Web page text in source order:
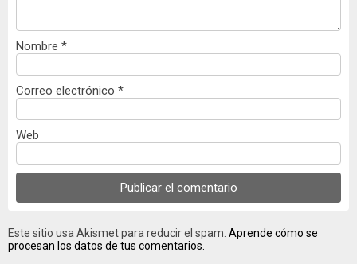
Nombre *
Correo electrónico *
Web
Este sitio usa Akismet para reducir el spam. Aprende cómo se
procesan los datos de tus comentarios.